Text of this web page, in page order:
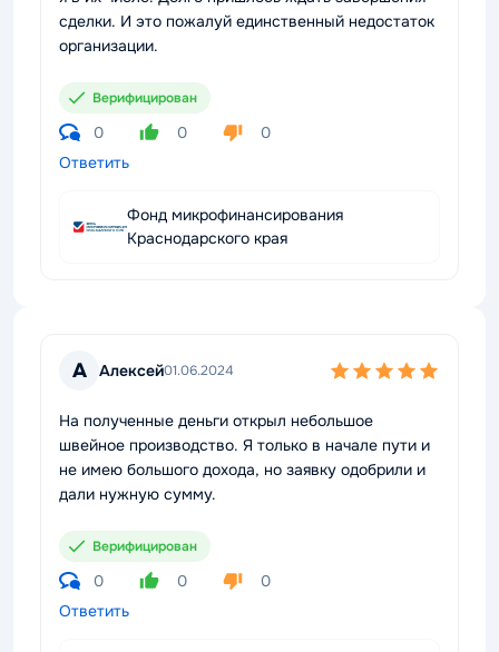
сделки. И это пожалуй единственный недостаток
организации.
Верифицирован
0 0
0
Ответить
Фонд микрофинансирования
Краснодарского края
А Алексей01.06.2024
На полученные деньги открыл небольшое
швейное производство. Я только в начале пути и
не имею большого дохода, но заявку одобрили и
дали нужную сумму.
Верифицирован
0 0
0
Ответить